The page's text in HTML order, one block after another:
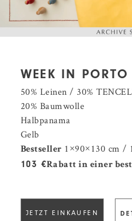
WEEK IN PORTO
50% Leinen / 30%
20% Baumwolle
Halbpanama
Gelb
Bestseller 1×90×130 cm /
Rabatt in einer
103 €
JETZT EINKAUFEN